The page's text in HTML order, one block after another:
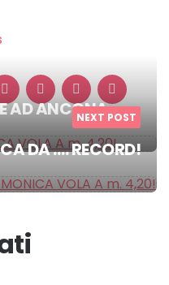
AD ANCONANEXT POST
DA …. RECORD!